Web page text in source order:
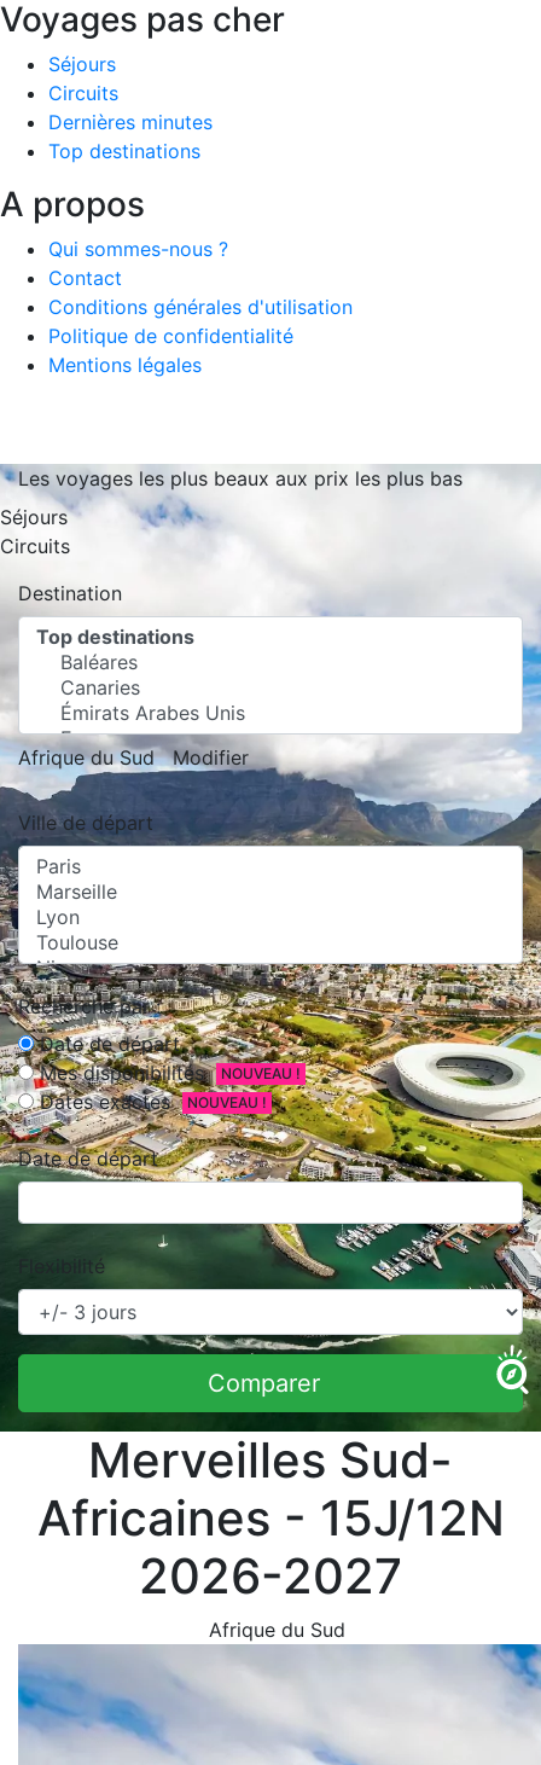
Voyages pas cher
Séjours
Circuits
Dernières minutes
Top destinations
A propos
Qui sommes-nous ?
Contact
Conditions générales d'utilisation
Politique de confidentialité
Mentions légales
Les voyages les plus beaux aux prix les plus bas
Séjours
Circuits
Destination
Afrique du Sud Modifier
Ville de départ
Recherche par :
Date de départ
Mes disponibilités
NOUVEAU !
Dates exactes NOUVEAU !
Date de départ
Flexibilité
Comparer
Merveilles Sud-
Africaines - 15J/12N
2026-2027
Afrique du Sud